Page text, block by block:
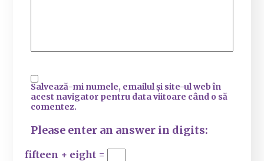
Salvează-mi numele, emailul și site-ul web în
acest navigator pentru data viitoare când o să
comentez.
Please enter an answer in digits:
fifteen + eight =